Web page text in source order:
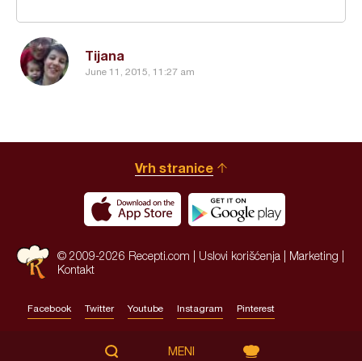
Tijana
June 11, 2015, 11:27 am
Vrh stranice
© 2009-2026 Recepti.com | Uslovi korišćenja Marketing
Kontakt
Facebook Twitter Youtube Instagram Pinterest